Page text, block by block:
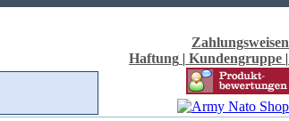
Zahlungsweisen
Haftung | Kundengruppe |